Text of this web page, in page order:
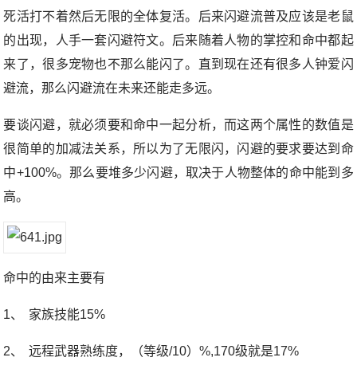
死活打不着然后无限的全体复活。后来闪避流普及应该是老鼠
的出现，人手一套闪避符文。后来随着人物的掌控和命中都起
来了，很多宠物也不那么能闪了。直到现在还有很多人钟爱闪
避流，那么闪避流在未来还能走多远。
要谈闪避，就必须要和命中一起分析，而这两个属性的数值是
很简单的加减法关系，所以为了无限闪，闪避的要求要达到命
中+100%。那么要堆多少闪避，取决于人物整体的命中能到多
高。
命中的由来主要有
1、 家族技能15%
2、 远程武器熟练度，（等级/10）%,170级就是17%